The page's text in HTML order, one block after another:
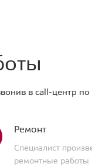
в call-центр
Ремонт
Специалист
ремонтные работы